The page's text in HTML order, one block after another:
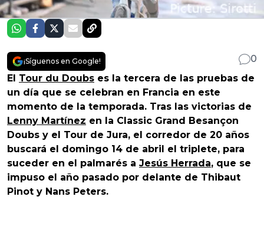
¡Síguenos en Google!
0
El Tour du Doubs es la tercera de las pruebas de
un día que se celebran en Francia en este
momento de la temporada. Tras las victorias de
Lenny Martínez en la Classic Grand Besançon
Doubs y el Tour de Jura, el corredor de 20 años
buscará el domingo 14 de abril el triplete, para
suceder en el palmarés a Jesús Herrada, que se
impuso el año pasado por delante de Thibaut
Pinot y Nans Peters.